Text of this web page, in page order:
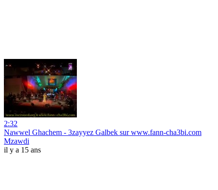
2:32
Nawwel Ghachem - 3zayyez Galbek sur www.fann-cha3bi.com
Mzawdi
il y a 15 ans